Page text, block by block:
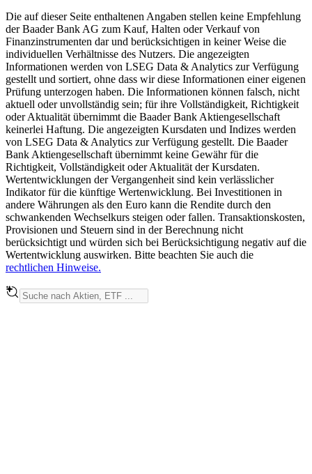
Die auf dieser Seite enthaltenen Angaben stellen keine Empfehlung
der Baader Bank AG zum Kauf, Halten oder Verkauf von
Finanzinstrumenten dar und berücksichtigen in keiner Weise die
individuellen Verhältnisse des Nutzers. Die angezeigten
Informationen werden von LSEG Data & Analytics zur Verfügung
gestellt und sortiert, ohne dass wir diese Informationen einer eigenen
Prüfung unterzogen haben. Die Informationen können falsch, nicht
aktuell oder unvollständig sein; für ihre Vollständigkeit, Richtigkeit
oder Aktualität übernimmt die Baader Bank Aktiengesellschaft
keinerlei Haftung. Die angezeigten Kursdaten und Indizes werden
von LSEG Data & Analytics zur Verfügung gestellt. Die Baader
Bank Aktiengesellschaft übernimmt keine Gewähr für die
Richtigkeit, Vollständigkeit oder Aktualität der Kursdaten.
Wertentwicklungen der Vergangenheit sind kein verlässlicher
Indikator für die künftige Wertenwicklung. Bei Investitionen in
andere Währungen als den Euro kann die Rendite durch den
schwankenden Wechselkurs steigen oder fallen. Transaktionskosten,
Provisionen und Steuern sind in der Berechnung nicht
berücksichtigt und würden sich bei Berücksichtigung negativ auf die
Wertentwicklung auswirken. Bitte beachten Sie auch die
rechtlichen Hinweise.